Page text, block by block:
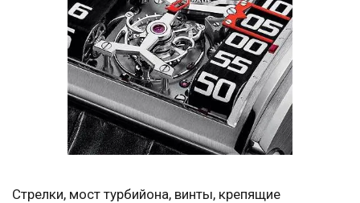
Стрелки, мост турбийона, винты, крепящие